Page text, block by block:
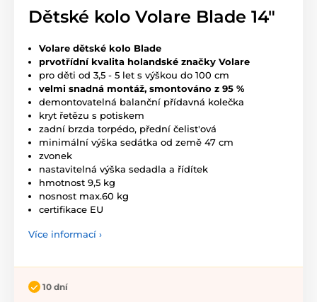
Dětské kolo Volare Blade 14"
Volare dětské kolo Blade
prvotřídní kvalita holandské značky Volare
pro děti od 3,5 - 5 let s výškou do 100 cm
velmi snadná montáž, smontováno z 95 %
demontovatelná balanční přídavná kolečka
kryt řetězu s potiskem
zadní brzda torpédo, přední čelist'ová
minimální výška sedátka od země 47 cm
zvonek
nastavitelná výška sedadla a řídítek
hmotnost 9,5 kg
nosnost max.60 kg
certifikace EU
Více informací ›
10 dní